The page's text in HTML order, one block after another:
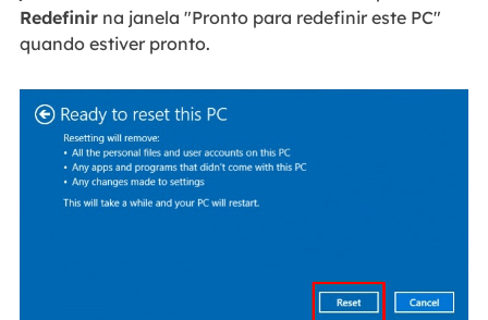
Redefinirna janela "Pronto para redefinir este PC"
quando estiver pronto.